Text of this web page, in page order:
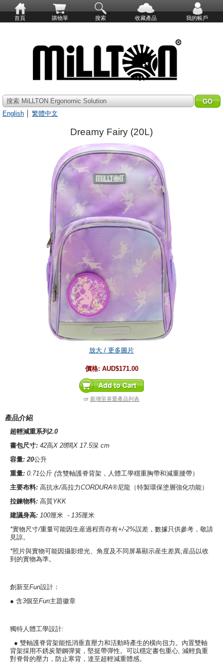
首頁 購物單 搜索 收藏產品 我的帳戶
搜索 MiLLTON Ergonomic Solution
English
繁體中文
Dreamy Fairy (20L)
放大 / 更多圖片
價格: AUD$171.00
or 新增至喜愛產品列表
產品介紹
超輕減重系列 2.0
書包尺寸: 42高X 28闊X 17.5深 cm
容量: 20公升
重量: 0.71公斤 (含雙軸護脊背架，人體工學穩重胸帶和減重腰帶）
主要布料: 高抗水/高拉力CORDURA®尼龍（特製環保塗層強化功能）
拉鍊物料: 高質YKK
建議身高: 100厘米 - 135厘米
*實物尺寸/重量可能因生産過程而存有+/-2%誤差，數據只供參考，敬請
見諒。
*照片與實物可能因攝影燈光、角度及不同屏幕顯示産生差異;産品以收
到的實物為準。
創新至Fun設計：
● 含3個至Fun主題徽章
獨特人體工學設計:
● 雙軸護脊背架能抵消垂直壓力和活動時產生的橫向扭力。內置雙軸
背架採用不銹炭塑鋼彈簧，堅挺帶彈性。可以穩定書包重心, 減輕負重
對脊骨的壓力，防止寒背，達至超輕減重體感。